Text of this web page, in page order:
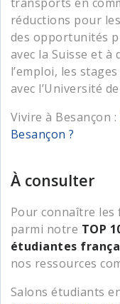
réductions pour
des opportunités
avec la Suisse et
l’emploi, les
avec l’Université
Vivire à Besançon :
Besançon ?
À consulter
Pour connaître
parmi notre TOP
étudiantes
nos ressources
Salons étudiants